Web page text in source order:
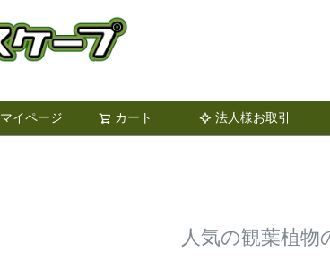
マイページ カート 法人様お取引
検索
人気の観葉植物